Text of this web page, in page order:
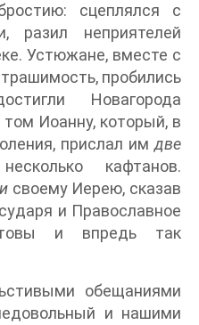
сцеплялся с
разил неприятелей
Устюжане, вместе с
пробились
Новагорода
Иоанну, который, в
прислал им две
кафтанов.
своему Иерею, сказав
и Православное
и впредь так
обещаниями
и нашими